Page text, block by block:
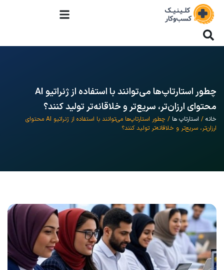
چطور استارتاپ‌ها می‌توانند با استفاده از ژنراتیو AI
محتوای ارزان‌تر، سریع‌تر و خلاقانه‌تر تولید کنند؟
خانه / استارتاپ ها
/ چطور استارتاپ‌ها می‌توانند با استفاده از ژنراتیو AI محتوای
ارزان‌تر، سریع‌تر و خلاقانه‌تر تولید کنند؟